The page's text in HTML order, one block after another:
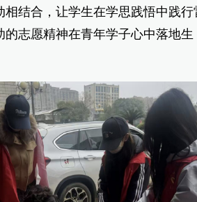
结合，让学生在学思践悟中践行
志愿精神在青年学子心中落地生